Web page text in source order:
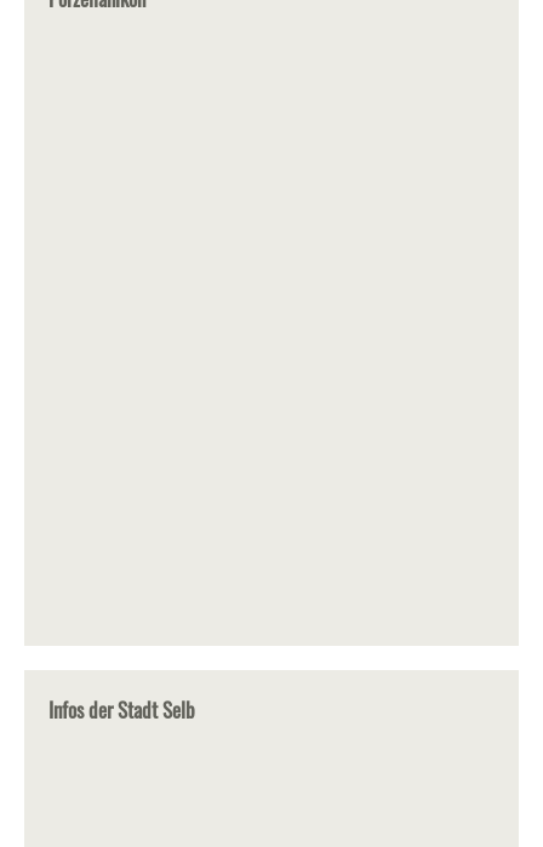
Infos der Stadt Selb